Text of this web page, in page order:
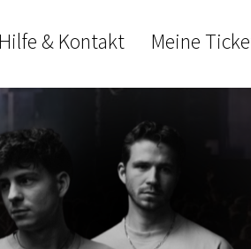
Hilfe & Kontakt Meine